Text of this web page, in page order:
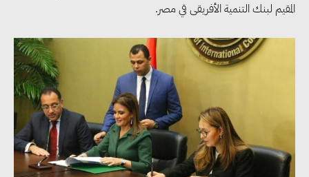
المقيم لبنك التنمية الأفريقى في مصر.